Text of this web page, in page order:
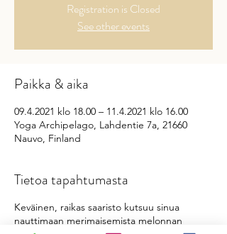
Registration is Closed
See other events
Paikka & aika
09.4.2021 klo 18.00 – 11.4.2021 klo 16.00
Yoga Archipelago, Lahdentie 7a, 21660
Nauvo, Finland
Tietoa tapahtumasta
Keväinen, raikas saaristo kutsuu sinua
nauttimaan merimaisemista melonnan